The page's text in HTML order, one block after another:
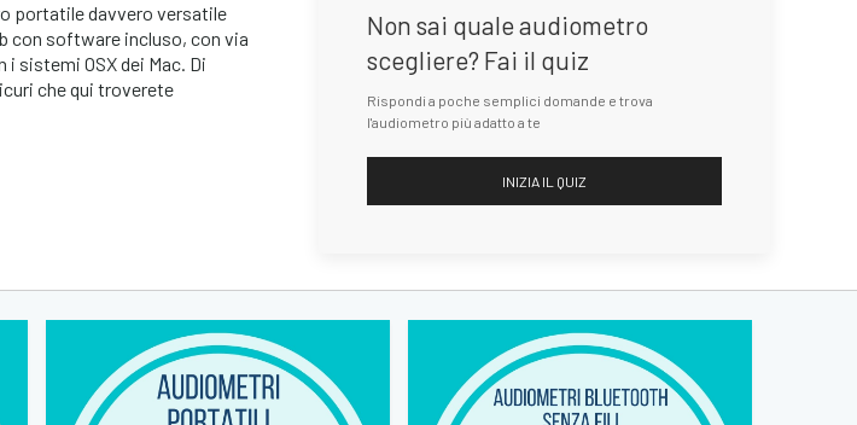
portatile davvero versatile
con software incluso, con via
sistemi OSX dei Mac. Di
che qui troverete
Non sai quale audiometro
scegliere? Fai il quiz
Rispondi a poche semplici domande e trova
l'audiometro più adatto a te
INIZIA IL QUIZ